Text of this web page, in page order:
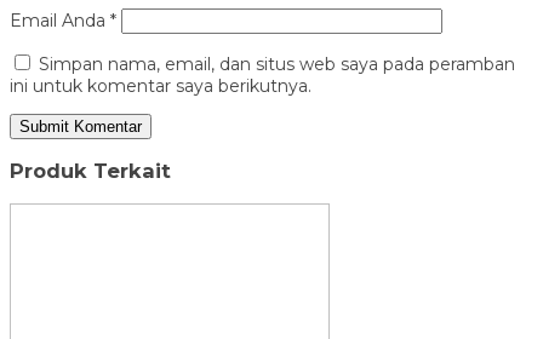
Email Anda *
Simpan nama, email, dan situs web saya pada peramban
ini untuk komentar saya berikutnya.
Produk Terkait